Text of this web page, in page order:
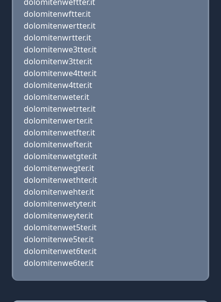
dolomitenwftter.it
dolomitenwertter.it
dolomitenwrtter.it
dolomitenwe3tter.it
dolomitenw3tter.it
dolomitenwe4tter.it
dolomitenw4tter.it
dolomitenweter.it
dolomitenwetrter.it
dolomitenwerter.it
dolomitenwetfter.it
dolomitenwefter.it
dolomitenwetgter.it
dolomitenwegter.it
dolomitenwethter.it
dolomitenwehter.it
dolomitenwetyter.it
dolomitenweyter.it
dolomitenwet5ter.it
dolomitenwe5ter.it
dolomitenwet6ter.it
dolomitenwe6ter.it